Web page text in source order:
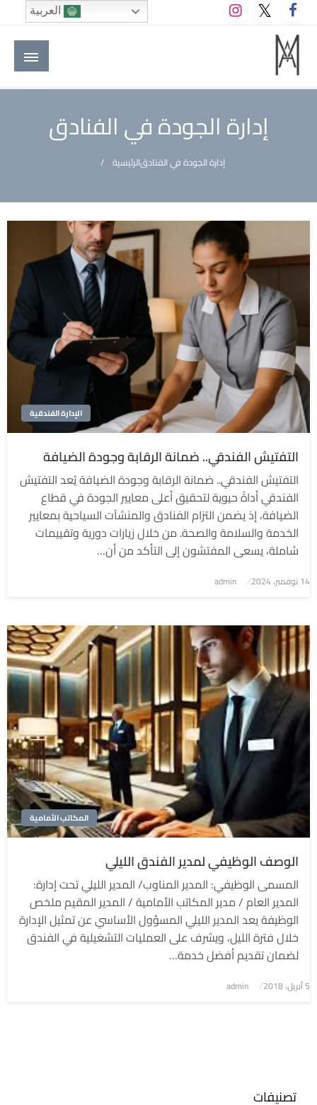
التخطي
إلى
المحتوى
M A hotels | إم ايه هوتيلز
الموقع الأول للعاملين في الفنادق في العالم العربي
إدارة الجودة في الفنادق
الرئيسيةإدارة الجودة في الفنادق
الإدارة الفندقية
التفتيش الفندقي.. ضمانة الرقابة وجودة الضيافة
التفتيش الفندقي.. ضمانة الرقابة وجودة الضيافة يُعد التفتيش
الفندقي أداةً حيوية لتحقيق أعلى معايير الجودة في قطاع
الضيافة، إذ يضمن التزام الفنادق والمنشآت السياحية بمعايير
الخدمة والسلامة والصحة. من خلال زيارات دورية وتقييمات
شاملة، يسعى المفتشون إلى التأكد من أن…
نُشر
14 نوفمبر، 2024 admin
المكاتب الأمامية
الوصف الوظيفي لمدير الفندق الليلي
المسمى الوظيفي: المدير المناوب/ المدير الليلي تحت إدارة:
المدير العام / مدير المكاتب الأمامية / المدير المقيم ملخص
الوظيفة يعد المدير الليلي المسؤول الأساسي عن تمثيل الإدارة
خلال فترة الليل، ويشرف على العمليات التشغيلية في الفندق
لضمان تقديم أفضل خدمة…
نُشر
5 أبريل، 2018 admin
تصنيفات
العربية